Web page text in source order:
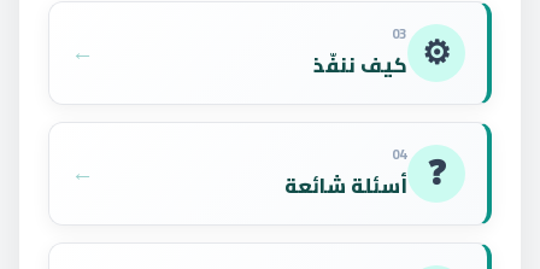
⚙️
03
كيف ننفّذ ←
❓
04
أسئلة شائعة ←